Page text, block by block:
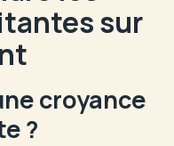
sur
croyance
?